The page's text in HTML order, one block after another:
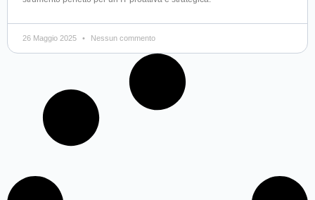
26 Maggio 2025 Nessun commento